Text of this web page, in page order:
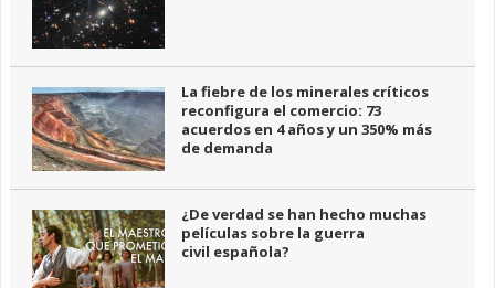
La fiebre de los minerales críticos
reconfigura el comercio: 73
acuerdos en 4 años y un 350% más
de demanda
¿De verdad se han hecho muchas
películas sobre la guerra
civil española?